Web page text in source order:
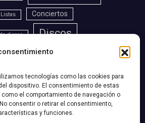
tecnologías como las cookies para
dispositivo. El consentimiento de estas
el comportamiento de navegación o
consentir o retirar el consentimiento,
y funciones.
Conciertos
discos Discos
Mejores Canciones De...
Reportajes